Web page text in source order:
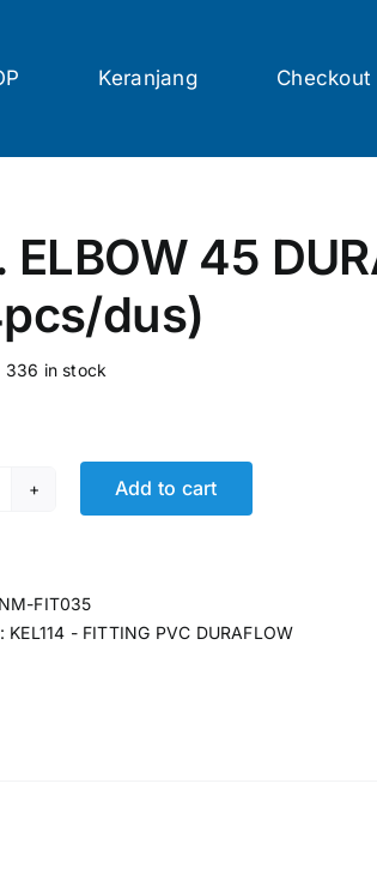
Keranjang Checkout
ELBOW 45
dus)
336 in stock
ELBOW 45 DURAFLOW D 2 (84pcs/dus)
Add to cart
FIT035
KEL114 - FITTING PVC DURAFLOW